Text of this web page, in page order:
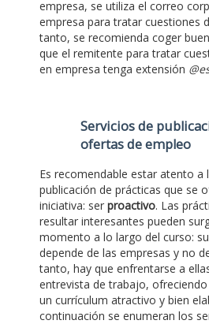
empresa, se utiliza el correo
empresa para tratar cuestiones
tanto, se recomienda coger
que el remitente para tratar
en empresa tenga extensión
Servicios de
ofertas de empleo
Es recomendable estar atento a
publicación de prácticas que se
iniciativa: ser proactivo. Las
resultar interesantes pueden
momento a lo largo del curso:
depende de las empresas y no
tanto, hay que enfrentarse a
entrevista de trabajo,
un currículum atractivo y bien
continuación se enumeran los